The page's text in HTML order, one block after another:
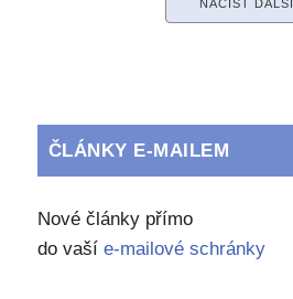
NAČÍST DALŠÍ
ČLÁNKY E-MAILEM
Nové články přímo
do vaší e-mailové schránky